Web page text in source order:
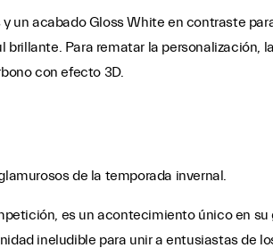
un acabado Gloss White en contraste
Para rematar la personalización,
con efecto 3D.
de la temporada invernal.
es un acontecimiento único en
ineludible para unir a entusiastas de